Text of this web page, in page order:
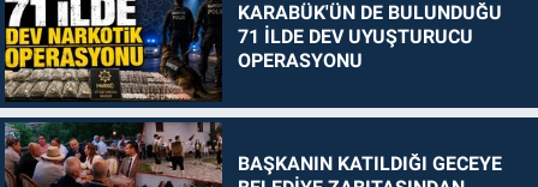
KARABÜK'ÜN DE BULUNDUĞU
71 İLDE DEV UYUŞTURUCU
OPERASYONU
BAŞKANIN KATILDIĞI GECEYE